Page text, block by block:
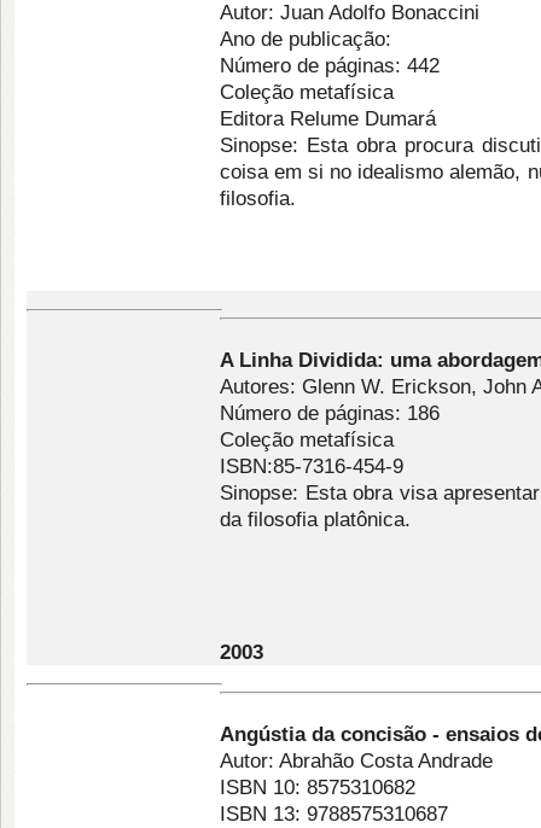
Autor: Juan Adolfo Bonaccini
Ano de publicação:
Número de páginas: 442
Coleção metafísica
Editora Relume Dumará
Sinopse: Esta obra procura
coisa em si no idealismo alemão,
filosofia.
A Linha Dividida: uma
Autores: Glenn W. Erickson, John
Número de páginas: 186
Coleção metafísica
ISBN:85-7316-454-9
Sinopse: Esta obra visa
da filosofia platônica.
2003
Angústia da concisão - ensaios
Autor: Abrahão Costa Andrade
ISBN 10: 8575310682
ISBN 13: 9788575310687